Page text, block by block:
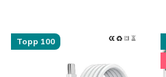
Topp 100